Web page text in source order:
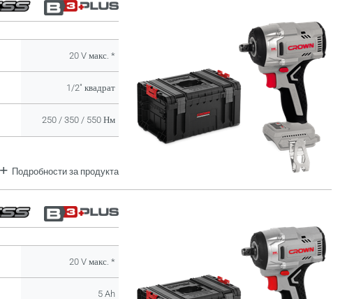
20 V макс. *
1/2" квадрат
250 / 350 / 550 Нм
Подробности за продукта
20 V макс. *
5 Ah